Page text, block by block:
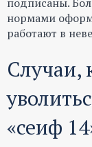
нормами
работают в
Случаи,
«сеиф